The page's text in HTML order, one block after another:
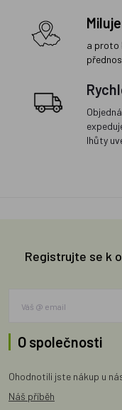
a proto
lhůty
Registrujte se k
O společnosti
Ohodnotili jste nákup u
Náš příběh